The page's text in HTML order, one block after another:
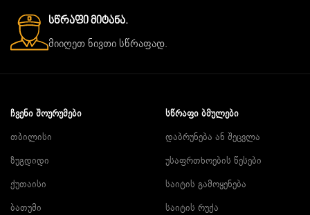
Სწრაფი Მიტანა.
მიიღეთ ნივთი სწრაფად.
ᲩᲕᲔᲜᲘ ᲨᲝᲣᲠᲣᲛᲔᲑᲘ
თბილისი
ზუგდიდი
ქუთაისი
ბათუმი
ᲡᲬᲠᲐᲤᲘ ᲑᲛᲣᲚᲔᲑᲘ
დაბრუნება ან შეცვლა
უსაფრთხოების წესები
საიტის გამოყენება
საიტის რუქა